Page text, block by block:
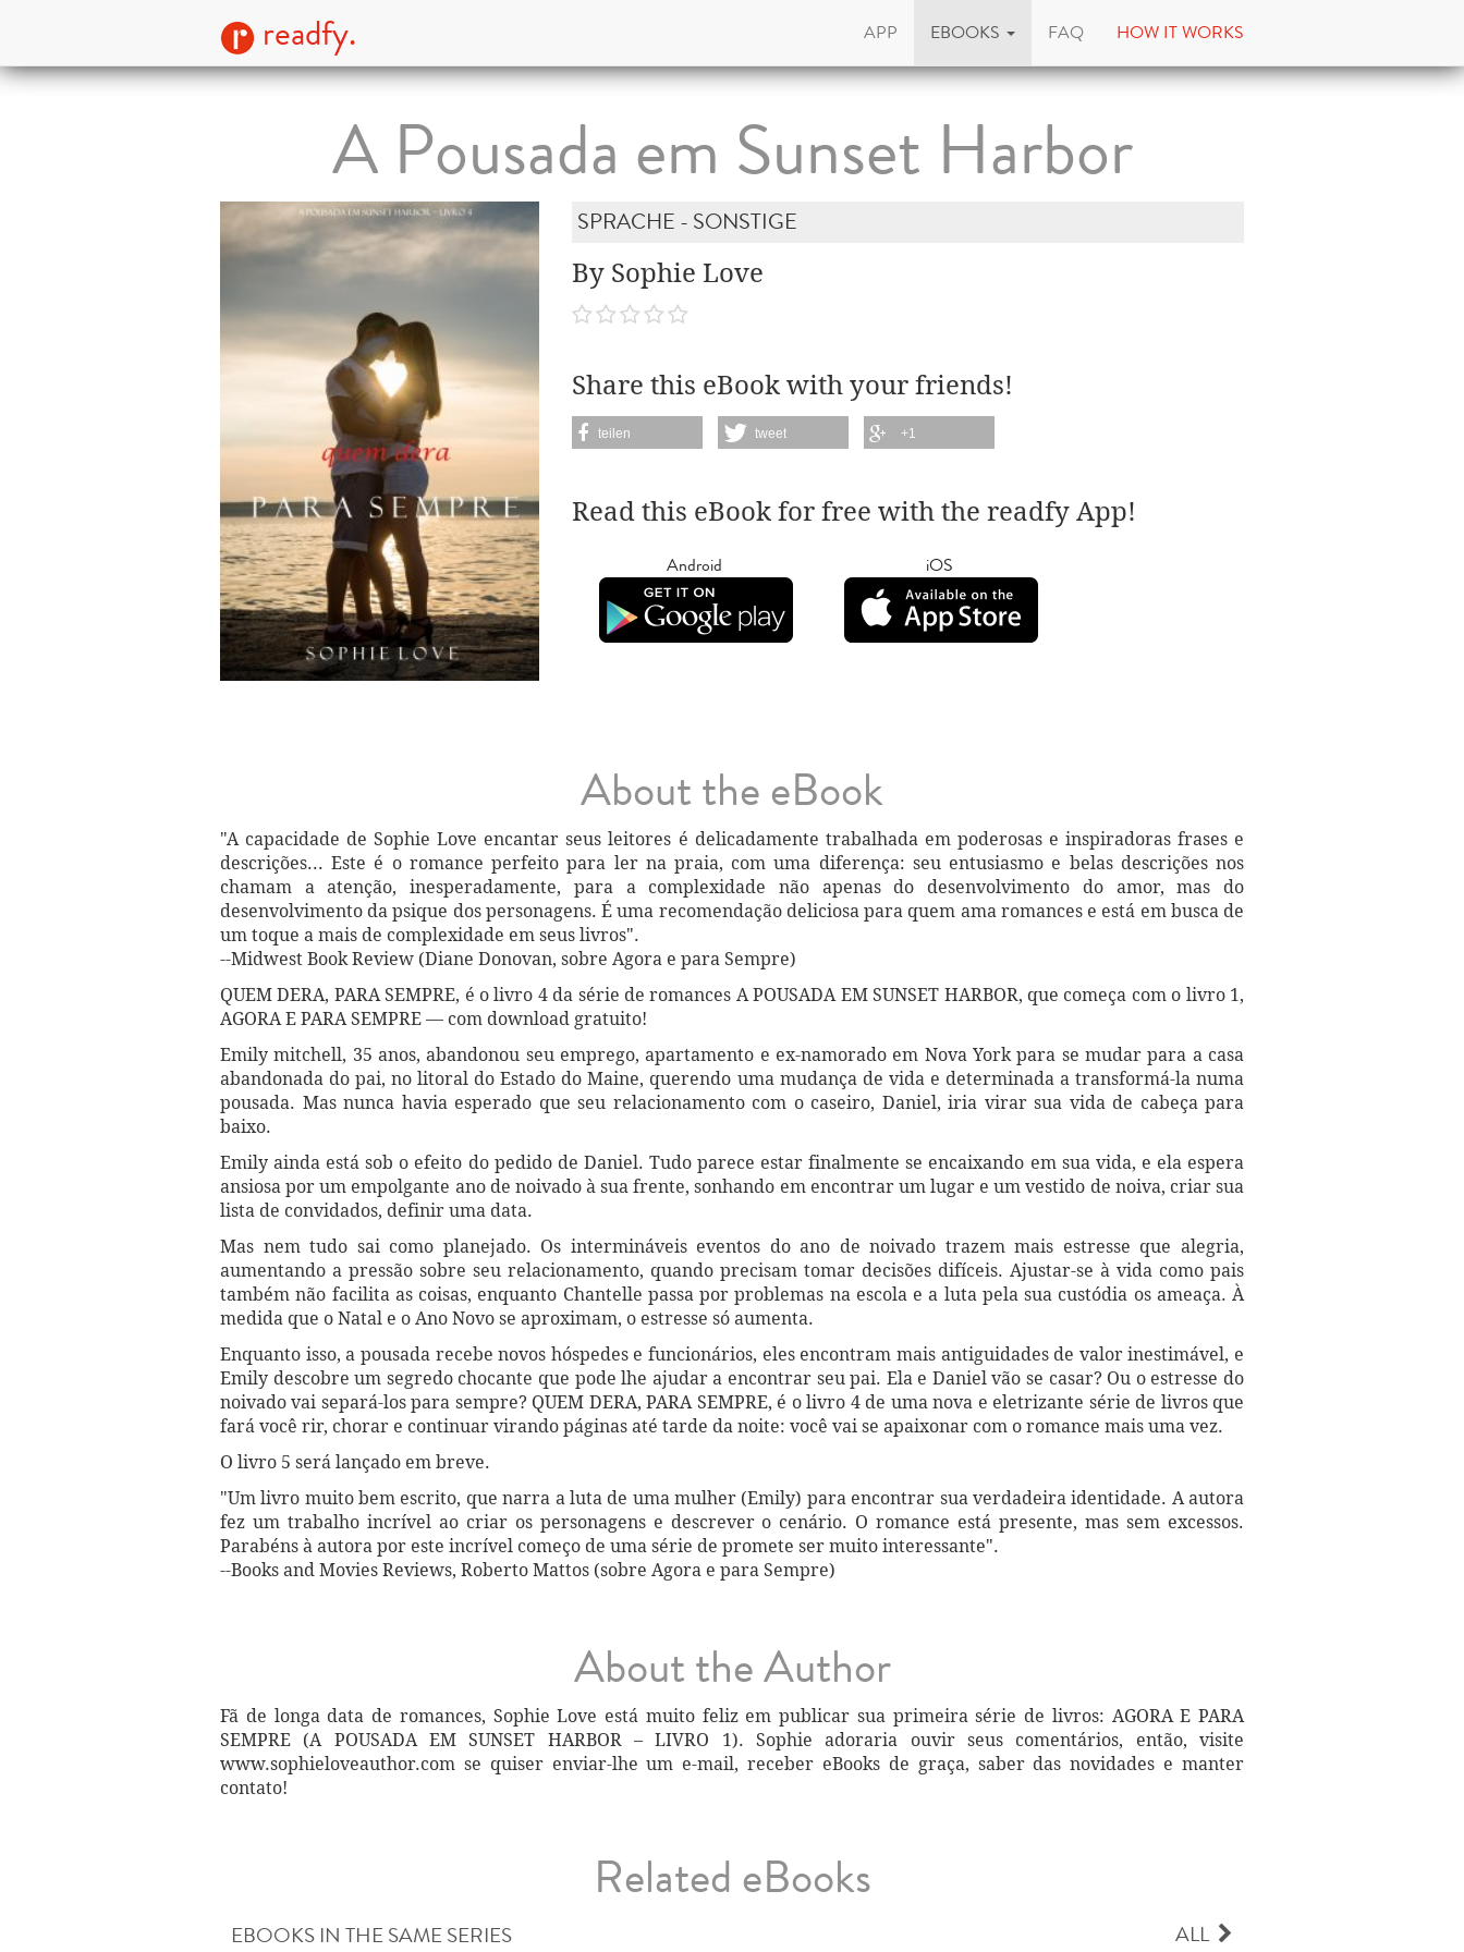
readfy. APP EBOOKS FAQ HOW IT WORKS
A Pousada em Sunset Harbor
SPRACHE - SONSTIGE
By Sophie Love
Share this eBook with your friends!
teilen tweet +1
Read this eBook for free with the readfy App!
Android iOS
About the eBook
"A capacidade de Sophie Love encantar seus leitores é delicadamente trabalhada em poderosas e inspiradoras frases e
descrições... Este é o romance perfeito para ler na praia, com uma diferença: seu entusiasmo e belas descrições nos
chamam a atenção, inesperadamente, para a complexidade não apenas do desenvolvimento do amor, mas do
desenvolvimento da psique dos personagens. É uma recomendação deliciosa para quem ama romances e está em busca de
um toque a mais de complexidade em seus livros".
--Midwest Book Review (Diane Donovan, sobre Agora e para Sempre)
QUEM DERA, PARA SEMPRE, é o livro 4 da série de romances A POUSADA EM SUNSET HARBOR, que começa com o livro 1,
AGORA E PARA SEMPRE — com download gratuito!
Emily mitchell, 35 anos, abandonou seu emprego, apartamento e ex-namorado em Nova York para se mudar para a casa
abandonada do pai, no litoral do Estado do Maine, querendo uma mudança de vida e determinada a transformá-la numa
pousada. Mas nunca havia esperado que seu relacionamento com o caseiro, Daniel, iria virar sua vida de cabeça para
baixo.
Emily ainda está sob o efeito do pedido de Daniel. Tudo parece estar finalmente se encaixando em sua vida, e ela espera
ansiosa por um empolgante ano de noivado à sua frente, sonhando em encontrar um lugar e um vestido de noiva, criar sua
lista de convidados, definir uma data.
Mas nem tudo sai como planejado. Os intermináveis eventos do ano de noivado trazem mais estresse que alegria,
aumentando a pressão sobre seu relacionamento, quando precisam tomar decisões difíceis. Ajustar-se à vida como pais
também não facilita as coisas, enquanto Chantelle passa por problemas na escola e a luta pela sua custódia os ameaça. À
medida que o Natal e o Ano Novo se aproximam, o estresse só aumenta.
Enquanto isso, a pousada recebe novos hóspedes e funcionários, eles encontram mais antiguidades de valor inestimável, e
Emily descobre um segredo chocante que pode lhe ajudar a encontrar seu pai. Ela e Daniel vão se casar? Ou o estresse do
noivado vai separá-los para sempre? QUEM DERA, PARA SEMPRE, é o livro 4 de uma nova e eletrizante série de livros que
fará você rir, chorar e continuar virando páginas até tarde da noite: você vai se apaixonar com o romance mais uma vez.
O livro 5 será lançado em breve.
"Um livro muito bem escrito, que narra a luta de uma mulher (Emily) para encontrar sua verdadeira identidade. A autora
fez um trabalho incrível ao criar os personagens e descrever o cenário. O romance está presente, mas sem excessos.
Parabéns à autora por este incrível começo de uma série de promete ser muito interessante".
--Books and Movies Reviews, Roberto Mattos (sobre Agora e para Sempre)
About the Author
Fã de longa data de romances, Sophie Love está muito feliz em publicar sua primeira série de livros: AGORA E PARA
SEMPRE (A POUSADA EM SUNSET HARBOR – LIVRO 1). Sophie adoraria ouvir seus comentários, então, visite
www.sophieloveauthor.com se quiser enviar-lhe um e-mail, receber eBooks de graça, saber das novidades e manter
contato!
Related eBooks
EBOOKS IN THE SAME SERIES ALL